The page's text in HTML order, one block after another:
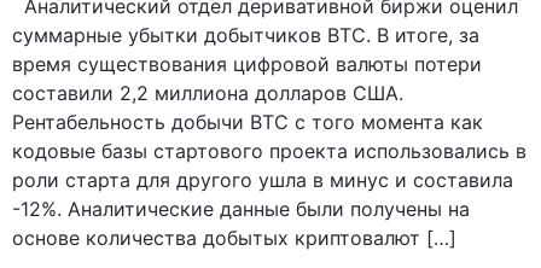
Аналитический отдел деривативной биржи оценил
суммарные убытки добытчиков ВТС. В итоге, за
время существования цифровой валюты потери
составили 2,2 миллиона долларов США.
Рентабельность добычи ВТС с того момента как
кодовые базы стартового проекта использовались в
роли старта для другого ушла в минус и составила
-12%. Аналитические данные были получены на
основе количества добытых криптовалют […]